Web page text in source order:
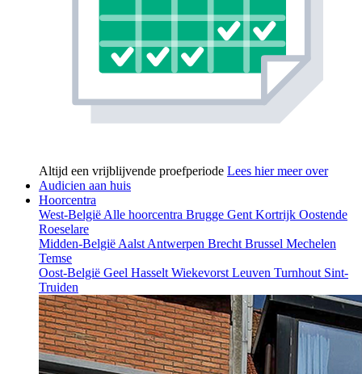
Altijd een vrijblijvende proefperiode Lees hier meer over
Audicien aan huis
Hoorcentra
West-België Alle hoorcentra Brugge Gent Kortrijk Oostende
Roeselare
Midden-België Aalst Antwerpen Brecht Brussel Mechelen
Temse
Oost-België Geel Hasselt Wiekevorst Leuven Turnhout Sint-
Truiden